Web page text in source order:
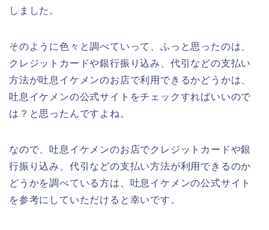
しました。
そのように色々と調べていって、ふっと思ったのは、
クレジットカードや銀行振り込み、代引などの支払い
方法が吐息イケメンのお店で利用できるかどうかは、
吐息イケメンの公式サイトをチェックすればいいので
は？と思ったんですよね。
なので、吐息イケメンのお店でクレジットカードや銀
行振り込み、代引などの支払い方法が利用できるのか
どうかを調べている方は、吐息イケメンの公式サイト
を参考にしていただけると幸いです。